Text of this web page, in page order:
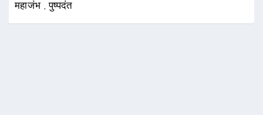
महाजंभ ,पुष्पदंत